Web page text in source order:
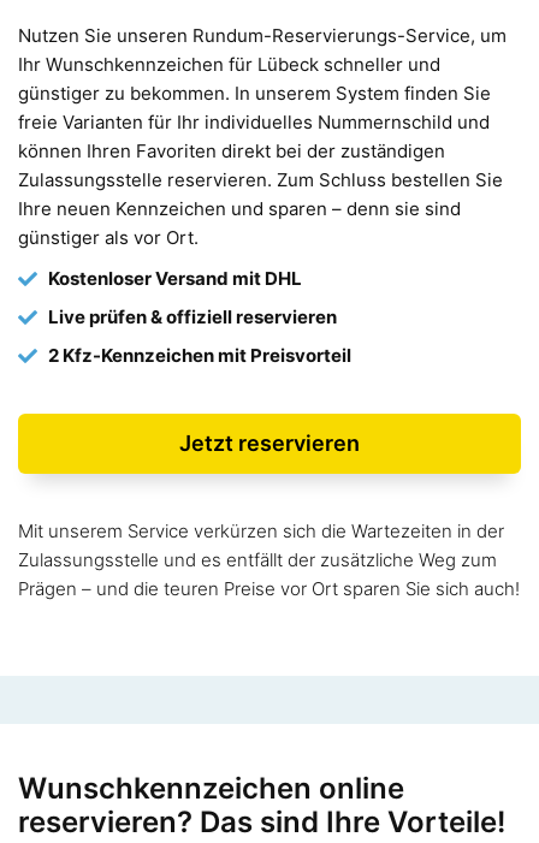
Nutzen Sie unseren Rundum-Reservierungs-Service, um
Ihr Wunschkennzeichen für Lübeck schneller und
günstiger zu bekommen. In unserem System finden Sie
freie Varianten für Ihr individuelles Nummernschild und
können Ihren Favoriten direkt bei der zuständigen
Zulassungsstelle reservieren. Zum Schluss bestellen Sie
Ihre neuen Kennzeichen und sparen – denn sie sind
günstiger als vor Ort.
Kostenloser Versand mit DHL
Live prüfen & offiziell reservieren
2 Kfz-Kennzeichen mit Preisvorteil
Jetzt reservieren
Mit unserem Service verkürzen sich die Wartezeiten in der
Zulassungsstelle und es entfällt der zusätzliche Weg zum
Prägen – und die teuren Preise vor Ort sparen Sie sich auch!
Wunschkennzeichen online
reservieren? Das sind Ihre Vorteile!